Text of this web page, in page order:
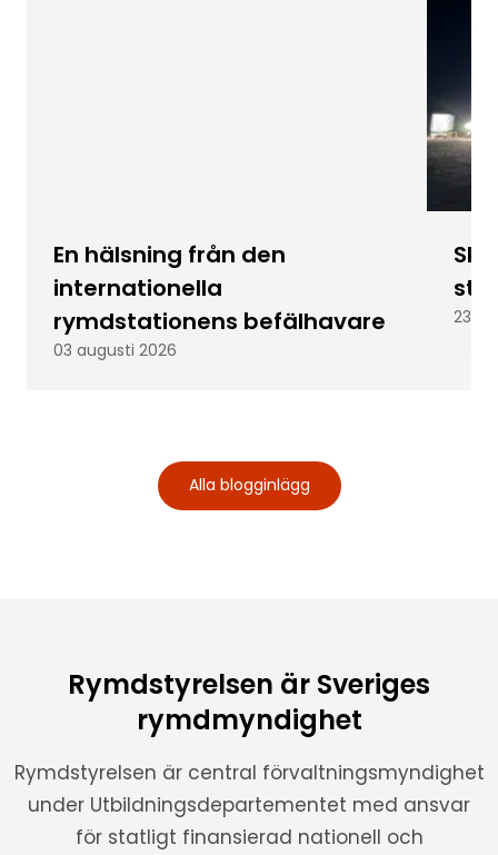
En hälsning från den
internationella
rymdstationens befälhavare
03 augusti 2026
23
Alla blogginlägg
Rymdstyrelsen är Sveriges
rymdmyndighet
Rymdstyrelsen är central förvaltningsmyndighet
under Utbildningsdepartementet med ansvar
för statligt finansierad nationell och